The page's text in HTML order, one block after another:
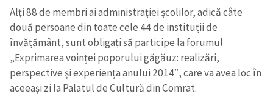
Alți 88 de membri ai administrației școlilor, adică câte
două persoane din toate cele 44 de instituții de
învățământ, sunt obligați să participe la forumul
„Exprimarea voinței poporului găgăuz: realizări,
perspective și experiența anului 2014″, care va avea loc în
aceeași zi la Palatul de Cultură din Comrat.